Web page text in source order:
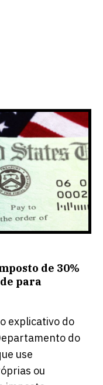
de 30%
para
explicativo do
do
use
ou